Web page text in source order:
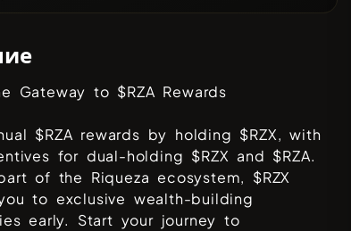
Gateway to $RZA Rewards
$RZA rewards by holding $RZX, with
for dual-holding $RZX and $RZA.
of the Riqueza ecosystem, $RZX
to exclusive wealth-building
early. Start your journey to